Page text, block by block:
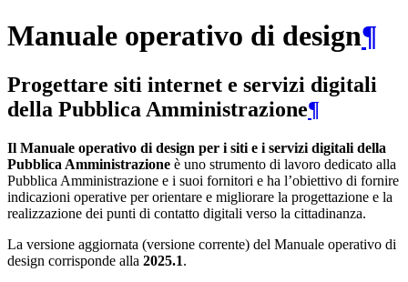
Manuale operativo di design¶
Progettare siti internet e servizi digitali
della Pubblica Amministrazione¶
Il Manuale operativo di design per i siti e i servizi digitali della
Pubblica Amministrazione è uno strumento di lavoro dedicato alla
Pubblica Amministrazione e i suoi fornitori e ha l’obiettivo di fornire
indicazioni operative per orientare e migliorare la progettazione e la
realizzazione dei punti di contatto digitali verso la cittadinanza.
La versione aggiornata (versione corrente) del Manuale operativo di
design corrisponde alla 2025.1.